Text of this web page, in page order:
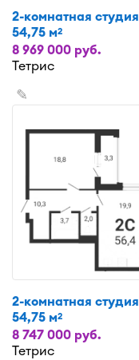
2-комнатная студия
54,75 м2
8 969 000 руб.
Тетрис
✎
2-комнатная студия
54,75 м2
8 747 000 руб.
Тетрис